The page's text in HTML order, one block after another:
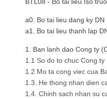
BTL08 - Bo tai lieu Iso
a0. Bo tai lieu dang ky
a1. Bo tai lieu thanh lap
1. Ban lanh dao Cong ty
1.1 So do to chuc Cong ty
1.2 Mo ta cong viec cua
1.3. He thong nhan dien
1.4. Chinh sach nhan su